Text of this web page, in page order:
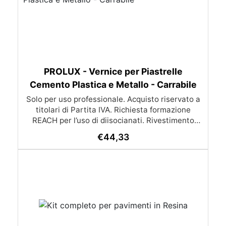
PROLUX - Vernice per Piastrelle
Cemento Plastica e Metallo - Carrabile
Solo per uso professionale. Acquisto riservato a
titolari di Partita IVA. Richiesta formazione
REACH per l’uso di diisocianati. Rivestimento
lucida Rivestimento poliuretanico alifatico
bicomponente, UV resistente, colorato in veicolo
risultato finale insieme al preventivo completo
€44,33